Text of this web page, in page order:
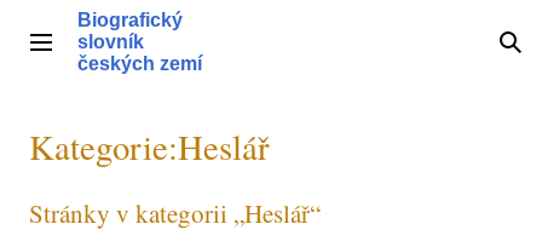
obsahHlavní menu
Biografický
slovník
českých zemí
Kategorie:Heslář
Stránky v kategorii „Heslář“